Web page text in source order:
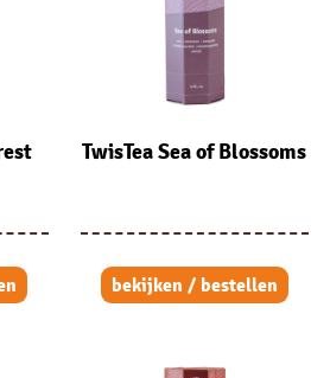
TwisTea Sea of Blossoms
bekijken / bestellen